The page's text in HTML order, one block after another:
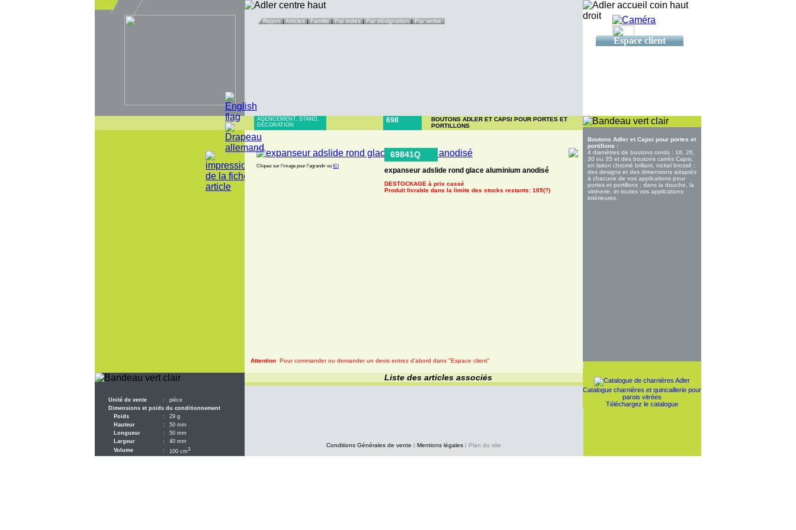
Rayon|Articles|Famille|Par index|Par désignation|Par verbe
Espace client
Unité de vente :
pièce
Dimensions et poids du conditionnement
Poids
:
29 g
Hauteur
:
50 mm
Longueur
:
50 mm
Largeur
:
40 mm
Volume
: 100 cm3
AGENCEMENT, STAND,
DÉCORATION
698
BOUTONS ADLER ET CAPSI POUR PORTES ET
PORTILLONS
Cliquez sur l'image pour l'agrandir ou ICI
69841Q
expanseur adslide rond glace aluminium anodisé
DESTOCKAGE à prix cassé
Produit livrable dans la limite des stocks restants: 105(?)
Attention Pour commander ou demander un devis entrez d'abord dans "Espace client"
Liste des articles associés
Conditions Générales de vente | Mentions légales | Plan du site
Boutons Adler et Capsi pour portes et
portillons :
4 diamètres de boutons ronds : 16, 26,
30 ou 35 et des boutons carrés Capsi,
en laiton chromé brillant, nickel brossé :
des designs et des dimensions adaptés
à chacune de vos applications pour
portes et portillons ; dans la douche, la
vitrinerie, et toutes vos applications
intérieures.
Catalogue charnières et quincaillerie pour
parois vitrées
Téléchargez le catalogue